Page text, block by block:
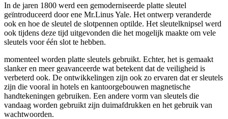
In de jaren 1800 werd een gemoderniseerde platte sleutel
geïntroduceerd door ene Mr.Linus Yale. Het ontwerp veranderde
ook en hoe de sleutel de slotpennen optilde. Het sleutelknipsel werd
ook tijdens deze tijd uitgevonden die het mogelijk maakte om vele
sleutels voor één slot te hebben.
momenteel worden platte sleutels gebruikt. Echter, het is gemaakt
slanker en meer geavanceerde wat betekent dat de veiligheid is
verbeterd ook. De ontwikkelingen zijn ook zo ervaren dat er sleutels
zijn die vooral in hotels en kantoorgebouwen magnetische
handtekeningen gebruiken. Een andere vorm van sleutels die
vandaag worden gebruikt zijn duimafdrukken en het gebruik van
wachtwoorden.